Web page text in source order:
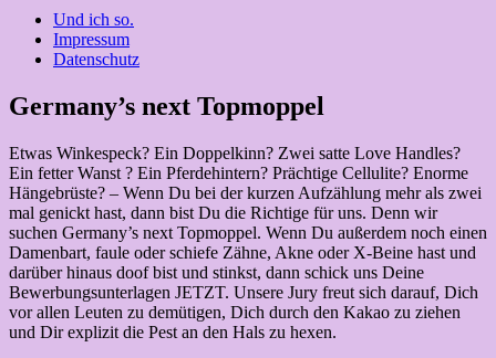
Und ich so.
Impressum
Datenschutz
Germany’s next Topmoppel
Etwas Winkespeck? Ein Doppelkinn? Zwei satte Love Handles?
Ein fetter Wanst ? Ein Pferdehintern? Prächtige Cellulite? Enorme
Hängebrüste? – Wenn Du bei der kurzen Aufzählung mehr als zwei
mal genickt hast, dann bist Du die Richtige für uns. Denn wir
suchen Germany’s next Topmoppel. Wenn Du außerdem noch einen
Damenbart, faule oder schiefe Zähne, Akne oder X-Beine hast und
darüber hinaus doof bist und stinkst, dann schick uns Deine
Bewerbungsunterlagen JETZT. Unsere Jury freut sich darauf, Dich
vor allen Leuten zu demütigen, Dich durch den Kakao zu ziehen
und Dir explizit die Pest an den Hals zu hexen.